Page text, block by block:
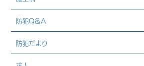
防犯Q＆A
防犯だより